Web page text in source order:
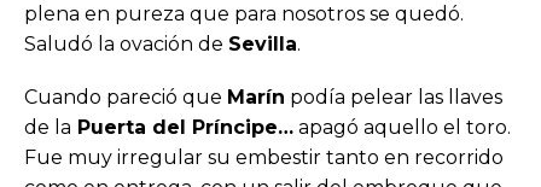
plena en pureza que para nosotros se quedó.
Saludó la ovación de Sevilla.
Cuando pareció que Marín podía pelear las llaves
de la Puerta del Príncipe… apagó aquello el toro.
Fue muy irregular su embestir tanto en recorrido